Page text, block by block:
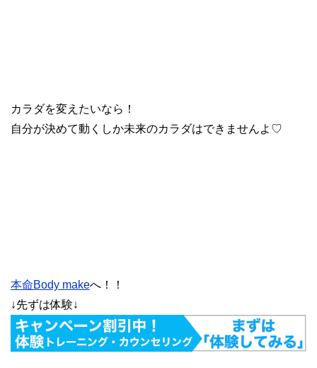
カラダを変えたいなら！
自分が決めて動くしか未来のカラダはできませんよ♡
本命Body makeへ！！
↓先ずは体験↓